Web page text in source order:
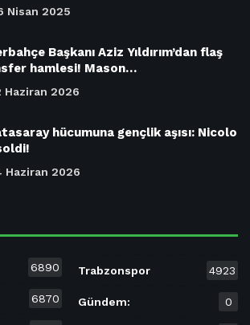
Nisan 2025
Başkanı Aziz Yıldırım’dan flaş
hamlesi! Mason…
Haziran 2026
hücumuna gençlik aşısı: Nicolo
Haziran 2026
6890
6870
Trabzonspor 4923
Gündem: 0